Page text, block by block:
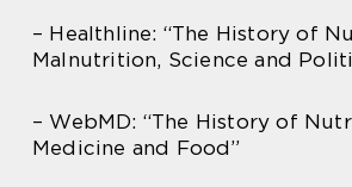
– Healthline: “The History of
Malnutrition, Science and
– WebMD: “The History of
Medicine and Food”